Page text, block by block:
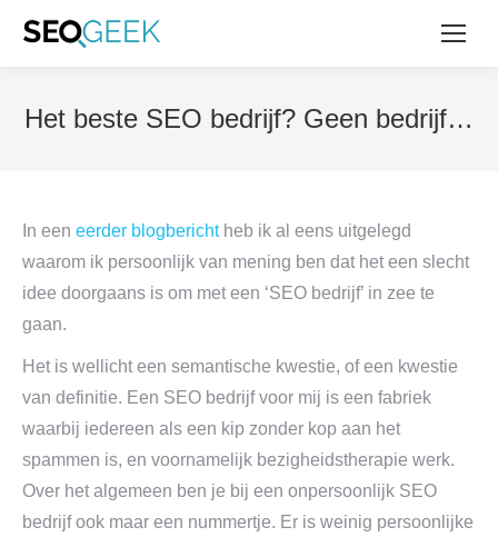
Het beste SEO bedrijf? Geen bedrijf…
In een eerder blogberichtheb ik al eens uitgelegd
waarom ik persoonlijk van mening ben dat het een slecht
idee doorgaans is om met een ‘SEO bedrijf’ in zee te
gaan.
Het is wellicht een semantische kwestie, of een kwestie
van definitie. Een SEO bedrijf voor mij is een fabriek
waarbij iedereen als een kip zonder kop aan het
spammen is, en voornamelijk bezigheidstherapie werk.
Over het algemeen ben je bij een onpersoonlijk SEO
bedrijf ook maar een nummertje. Er is weinig persoonlijke